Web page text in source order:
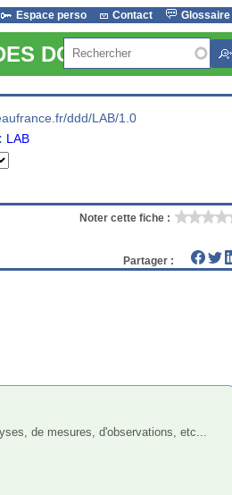
Espace perso Contact Glossaire
Rechercher
DONNEES
ddd/LAB/1.0
LAB
Noter cette fiche :
Partager :